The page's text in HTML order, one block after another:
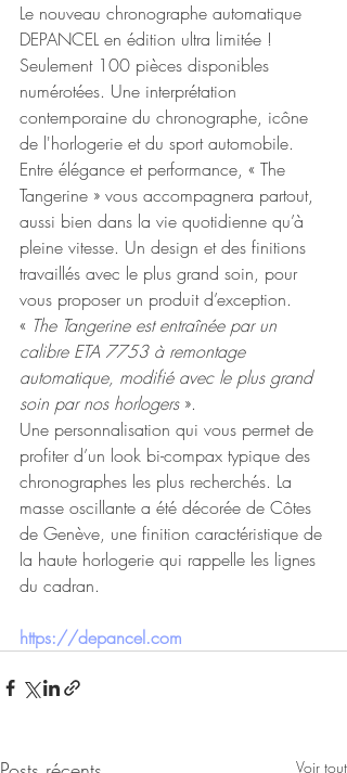
Le nouveau chronographe automatique
DEPANCEL en édition ultra limitée !
Seulement 100 pièces disponibles
numérotées. Une interprétation
contemporaine du chronographe, icône
de l'horlogerie et du sport automobile.
Entre élégance et performance, « The
Tangerine » vous accompagnera partout,
aussi bien dans la vie quotidienne qu’à
pleine vitesse. Un design et des finitions
travaillés avec le plus grand soin, pour
vous proposer un produit d’exception.
« The Tangerine est entraînée par un
calibre ETA 7753 à remontage
automatique, modifié avec le plus grand
soin par nos horlogers ».
Une personnalisation qui vous permet de
profiter d’un look bi-compax typique des
chronographes les plus recherchés. La
masse oscillante a été décorée de Côtes
de Genève, une finition caractéristique de
la haute horlogerie qui rappelle les lignes
du cadran.
https://depancel.com
Voir tout